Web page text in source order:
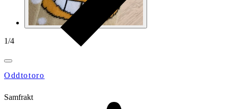
1/4
Oddtotoro
Samfrakt